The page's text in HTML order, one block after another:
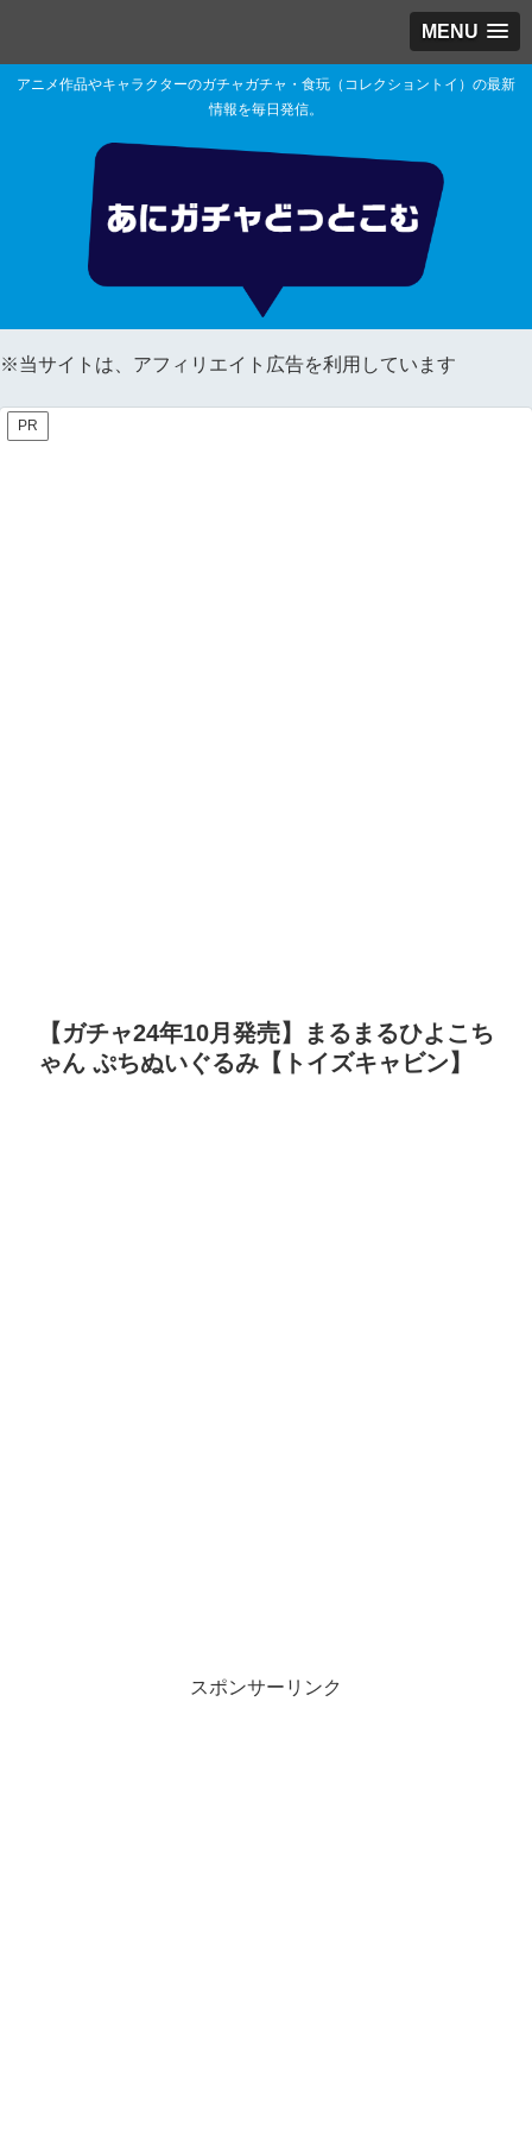
MENU
アニメ作品やキャラクターのガチャガチャ・食玩（コレクショントイ）の最新
情報を毎日発信。
※当サイトは、アフィリエイト広告を利用しています
PR
【ガチャ24年10月発売】まるまるひよこち
ゃん ぷちぬいぐるみ【トイズキャビン】
スポンサーリンク